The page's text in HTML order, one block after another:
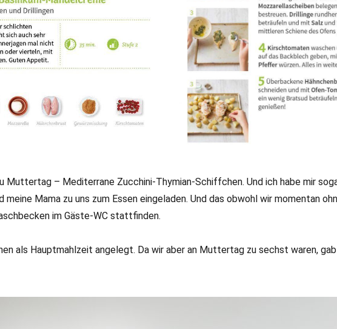
Muttertag – Mediterrane Zucchini-Thymian-Schiffchen. Und ich habe mir
meine Mama zu uns zum Essen eingeladen. Und das obwohl wir momentan
im Gäste-WC stattfinden.
als Hauptmahlzeit angelegt. Da wir aber an Muttertag zu sechst waren,